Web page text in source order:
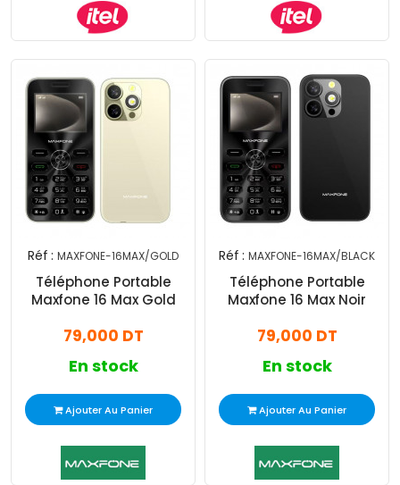
Réf : MAXFONE-16MAX/GOLD
Téléphone Portable
Maxfone 16 Max Gold
79,000 DT
En stock
Ajouter Au Panier
Réf : MAXFONE-16MAX/BLACK
Téléphone Portable
Maxfone 16 Max Noir
79,000 DT
En stock
Ajouter Au Panier